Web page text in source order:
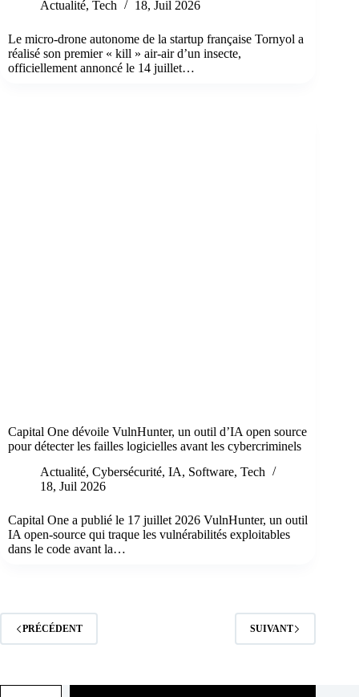
Actualité, Tech 18, Juil 2026
Le micro-drone autonome de la startup française Tornyol a
réalisé son premier « kill » air-air d’un insecte,
officiellement annoncé le 14 juillet…
Capital One dévoile VulnHunter, un outil d’IA open source
pour détecter les failles logicielles avant les cybercriminels
Actualité, Cybersécurité, IA, Software, Tech
18, Juil 2026
Capital One a publié le 17 juillet 2026 VulnHunter, un outil
IA open-source qui traque les vulnérabilités exploitables
dans le code avant la…
PRÉCÉDENT SUIVANT
Saisissez votre adresse e-mail…